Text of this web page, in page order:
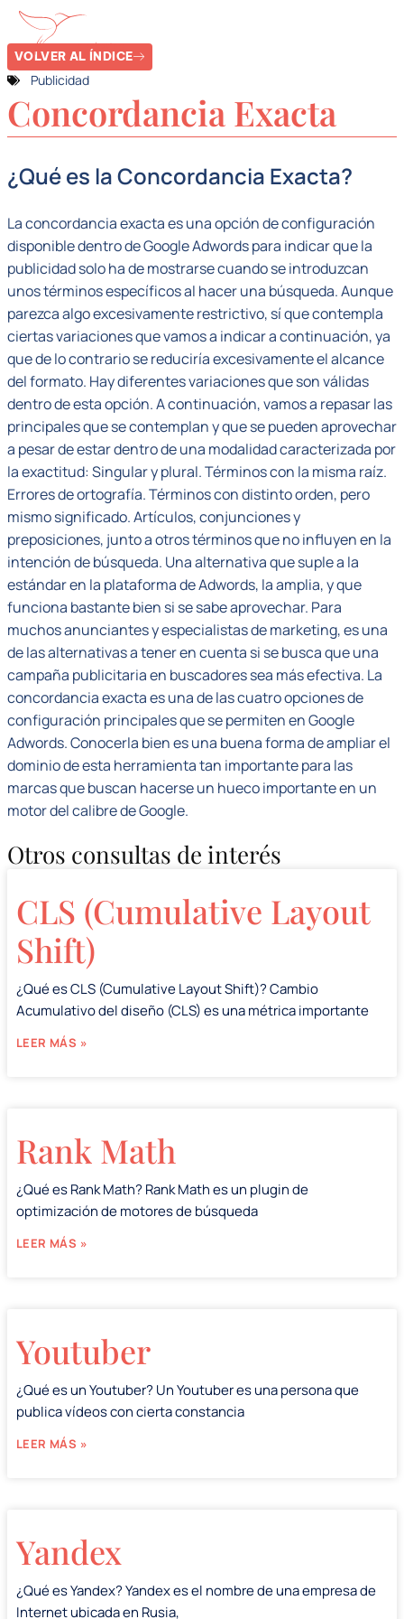
VOLVER AL ÍNDICE
Publicidad
Concordancia Exacta
¿Qué es la Concordancia Exacta?
La concordancia exacta es una opción de configuración
disponible dentro de Google Adwords para indicar que la
publicidad solo ha de mostrarse cuando se introduzcan
unos términos específicos al hacer una búsqueda. Aunque
parezca algo excesivamente restrictivo, sí que contempla
ciertas variaciones que vamos a indicar a continuación, ya
que de lo contrario se reduciría excesivamente el alcance
del formato. Hay diferentes variaciones que son válidas
dentro de esta opción. A continuación, vamos a repasar las
principales que se contemplan y que se pueden aprovechar
a pesar de estar dentro de una modalidad caracterizada por
la exactitud: Singular y plural. Términos con la misma raíz.
Errores de ortografía. Términos con distinto orden, pero
mismo significado. Artículos, conjunciones y
preposiciones, junto a otros términos que no influyen en la
intención de búsqueda. Una alternativa que suple a la
estándar en la plataforma de Adwords, la amplia, y que
funciona bastante bien si se sabe aprovechar. Para
muchos anunciantes y especialistas de marketing, es una
de las alternativas a tener en cuenta si se busca que una
campaña publicitaria en buscadores sea más efectiva. La
concordancia exacta es una de las cuatro opciones de
configuración principales que se permiten en Google
Adwords. Conocerla bien es una buena forma de ampliar el
dominio de esta herramienta tan importante para las
marcas que buscan hacerse un hueco importante en un
motor del calibre de Google.
Otros consultas de interés
CLS (Cumulative Layout
Shift)
¿Qué es CLS (Cumulative Layout Shift)? Cambio
Acumulativo del diseño (CLS) es una métrica importante
LEER MÁS »
Rank Math
¿Qué es Rank Math? Rank Math es un plugin de
optimización de motores de búsqueda
LEER MÁS »
Youtuber
¿Qué es un Youtuber? Un Youtuber es una persona que
publica vídeos con cierta constancia
LEER MÁS »
Yandex
¿Qué es Yandex? Yandex es el nombre de una empresa de
Internet ubicada en Rusia,